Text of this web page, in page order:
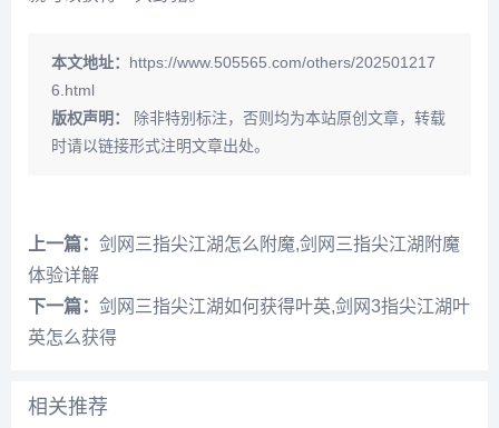
本文地址： https://www.505565.com/others/202501217
6.html
版权声明：
除非特别标注，否则均为本站原创文章，转载
时请以链接形式注明文章出处。
上一篇： 剑网三指尖江湖怎么附魔,剑网三指尖江湖附魔
体验详解
下一篇： 剑网三指尖江湖如何获得叶英,剑网3指尖江湖叶
英怎么获得
相关推荐